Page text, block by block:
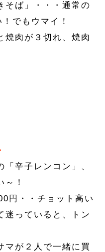
そば」・・・通常の
でもウマイ！
焼肉が３切れ、焼肉
辛子レンコン」、
！
円・・チョット高い
迷っていると、トン
マが２人で一緒に買